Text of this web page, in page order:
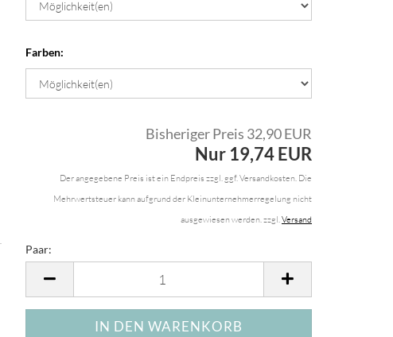
Farben:
Bisheriger Preis 32,90 EUR
Nur 19,74 EUR
Der angegebene Preis ist ein Endpreis zzgl. ggf. Versandkosten. Die
Mehrwertsteuer kann aufgrund der Kleinunternehmerregelung nicht
ausgewiesen werden. zzgl.Versand
Paar:
Paar